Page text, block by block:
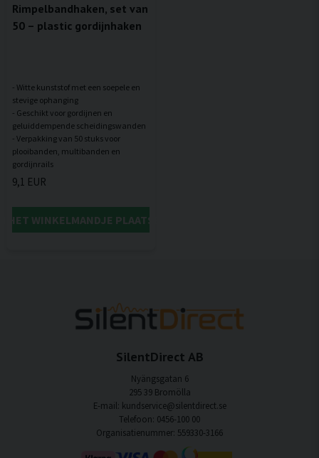
Rimpelbandhaken, set van
50 – plastic gordijnhaken
- Witte kunststof met een soepele en
stevige ophanging
- Geschikt voor gordijnen en
geluiddempende scheidingswanden
- Verpakking van 50 stuks voor
plooibanden, multibanden en
9,1 EUR
HET WINKELMANDJE PLAATSEN
SilentDirect AB
Nyängsgatan 6
295 39 Bromölla
E-mail: kundservice@silentdirect.se
Telefoon: 0456-100 00
Organisatienummer: 559330-3166